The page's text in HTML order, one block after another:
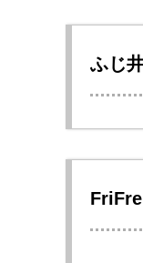
ふじ
FriFre